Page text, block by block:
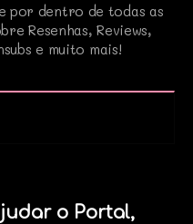
por dentro de todas as
Resenhas, Reviews,
e muito mais!
o Portal,